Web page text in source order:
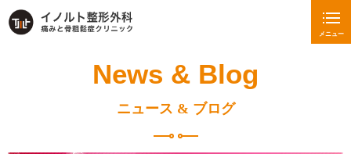
メニュー
News & Blog
ニュース & ブログ